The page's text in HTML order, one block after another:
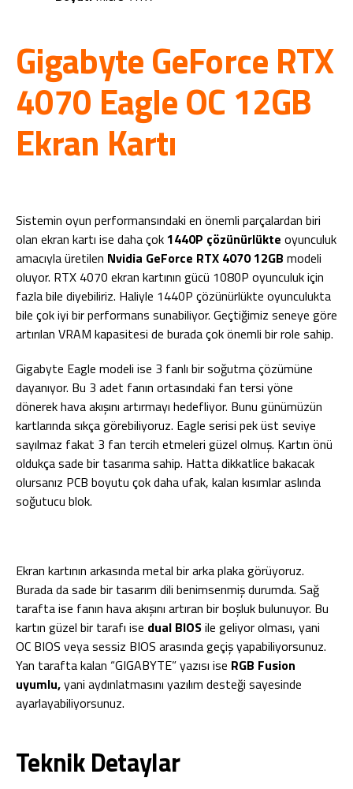
Gigabyte GeForce RTX
4070 Eagle OC 12GB
Ekran Kartı
Sistemin oyun performansındaki en önemli parçalardan biri
olan ekran kartı ise daha çok1440P çözünürlükte oyunculuk
amacıyla üretilen Nvidia GeForce RTX 4070 12GB modeli
oluyor. RTX 4070 ekran kartının gücü 1080P oyunculuk için
fazla bile diyebiliriz. Haliyle 1440P çözünürlükte oyunculukta
bile çok iyi bir performans sunabiliyor. Geçtiğimiz seneye göre
artırılan VRAM kapasitesi de burada çok önemli bir role sahip.
Gigabyte Eagle modeli ise 3 fanlı bir soğutma çözümüne
dayanıyor. Bu 3 adet fanın ortasındaki fan tersi yöne
dönerek hava akışını artırmayı hedefliyor. Bunu günümüzün
kartlarında sıkça görebiliyoruz. Eagle serisi pek üst seviye
sayılmaz fakat 3 fan tercih etmeleri güzel olmuş. Kartın önü
oldukça sade bir tasarıma sahip. Hatta dikkatlice bakacak
olursanız PCB boyutu çok daha ufak, kalan kısımlar aslında
soğutucu blok.
Ekran kartının arkasında metal bir arka plaka görüyoruz.
Burada da sade bir tasarım dili benimsenmiş durumda. Sağ
tarafta ise fanın hava akışını artıran bir boşluk bulunuyor. Bu
kartın güzel bir tarafı ise dual BIOSile geliyor olması, yani
OC BIOS veya sessiz BIOS arasında geçiş yapabiliyorsunuz.
Yan tarafta kalan “GIGABYTE” yazısı ise RGB Fusion
uyumlu,yani aydınlatmasını yazılım desteği sayesinde
ayarlayabiliyorsunuz.
Teknik Detaylar